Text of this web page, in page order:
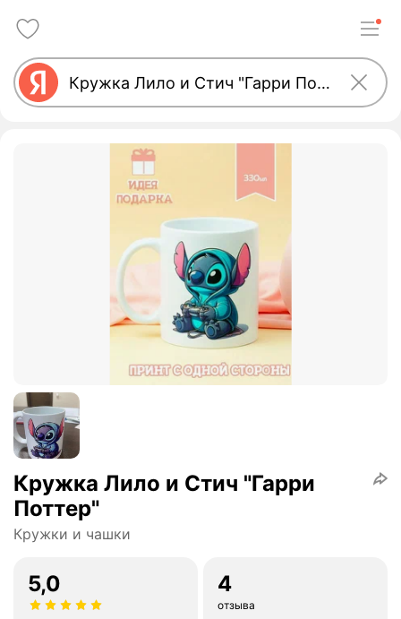
Кружка Лило и Стич "Гарри
Поттер"
Кружки и чашки
5,0 4
отзыва